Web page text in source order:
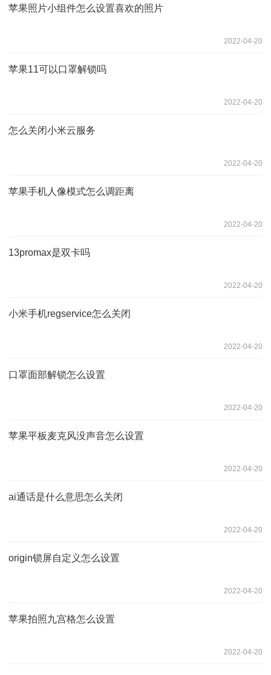
苹果照片小组件怎么设置喜欢的照片
2022-04-20
苹果11可以口罩解锁吗
2022-04-20
怎么关闭小米云服务
2022-04-20
苹果手机人像模式怎么调距离
2022-04-20
13promax是双卡吗
2022-04-20
小米手机regservice怎么关闭
2022-04-20
口罩面部解锁怎么设置
2022-04-20
苹果平板麦克风没声音怎么设置
2022-04-20
ai通话是什么意思怎么关闭
2022-04-20
origin锁屏自定义怎么设置
2022-04-20
苹果拍照九宫格怎么设置
2022-04-20